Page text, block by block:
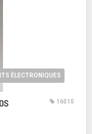
ÉLECTRONIQUES
16010